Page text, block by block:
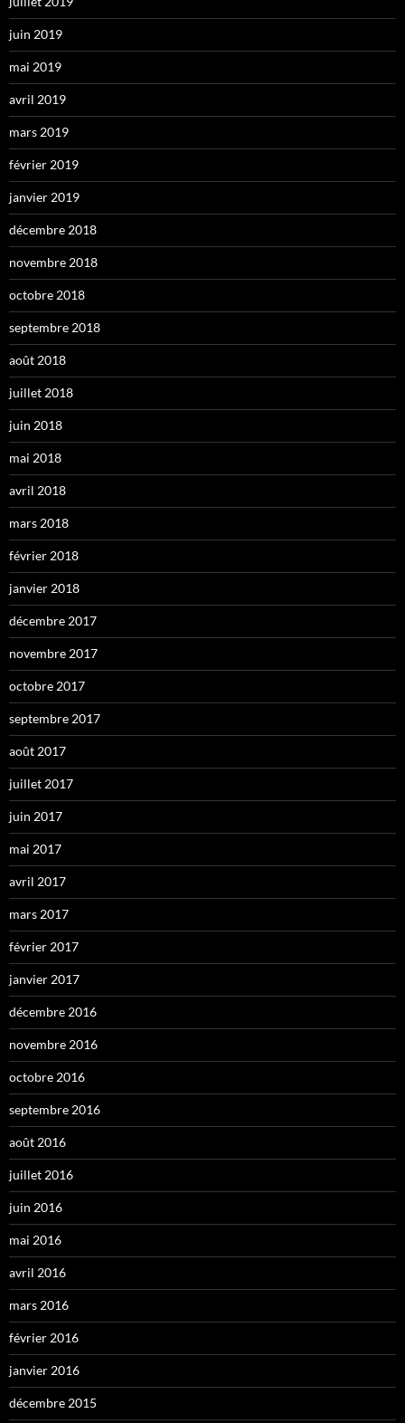
juin 2019
mai 2019
avril 2019
mars 2019
février 2019
janvier 2019
décembre 2018
novembre 2018
octobre 2018
septembre 2018
août 2018
juillet 2018
juin 2018
mai 2018
avril 2018
mars 2018
février 2018
janvier 2018
décembre 2017
novembre 2017
octobre 2017
septembre 2017
août 2017
juillet 2017
juin 2017
mai 2017
avril 2017
mars 2017
février 2017
janvier 2017
décembre 2016
novembre 2016
octobre 2016
septembre 2016
août 2016
juillet 2016
juin 2016
mai 2016
avril 2016
mars 2016
février 2016
janvier 2016
décembre 2015